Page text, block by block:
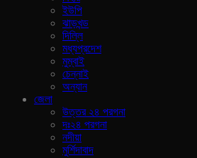
ইউপি
ঝাড়খন্ড
দিল্লি
মধ্যপ্রদেশ
মুম্বাই
চেন্নাই
অন্যান
জেলা
উত্তর ২৪ পরগনা
দঃ২৪ পরগনা
নদীয়া
মুর্শিদাবাদ